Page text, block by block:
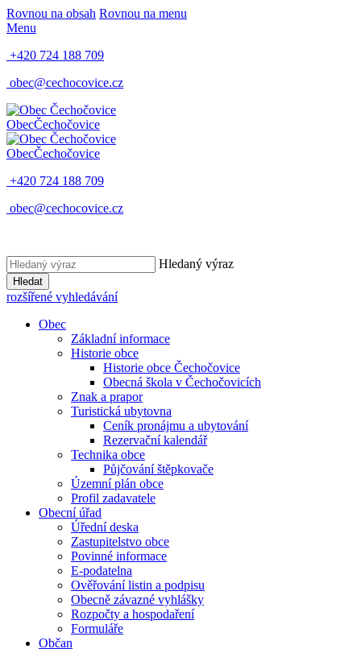
Rovnou na obsah Rovnou na menu
Menu
+420 724 188 709
obec@cechocovice.cz
ObecČechočovice
ObecČechočovice
+420 724 188 709
obec@cechocovice.cz
Hledaný výraz
Hledat
rozšířené vyhledávání
Obec
Základní informace
Historie obce
Historie obce Čechočovice
Obecná škola v Čechočovicích
Znak a prapor
Turistická ubytovna
Ceník pronájmu a ubytování
Rezervační kalendář
Technika obce
Půjčování štěpkovače
Územní plán obce
Profil zadavatele
Obecní úřad
Úřední deska
Zastupitelstvo obce
Povinné informace
E-podatelna
Ověřování listin a podpisu
Obecně závazné vyhlášky
Rozpočty a hospodaření
Formuláře
Občan